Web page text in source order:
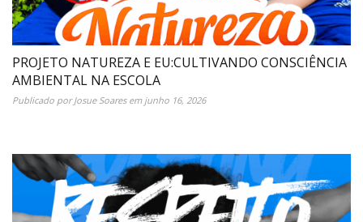
PROJETO NATUREZA E EU:CULTIVANDO CONSCIÊNCIA
AMBIENTAL NA ESCOLA
Publicado porJosue Soaresem junho 16, 2026